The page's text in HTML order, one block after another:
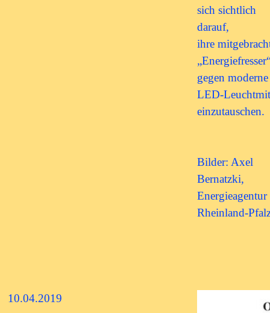
sich sichtlich
darauf,
ihre
gegen moderne
LED-
einzutauschen.
Bilder: Axel
Bernatzki,
Energieagentur
Rheinland-
10.04.2019